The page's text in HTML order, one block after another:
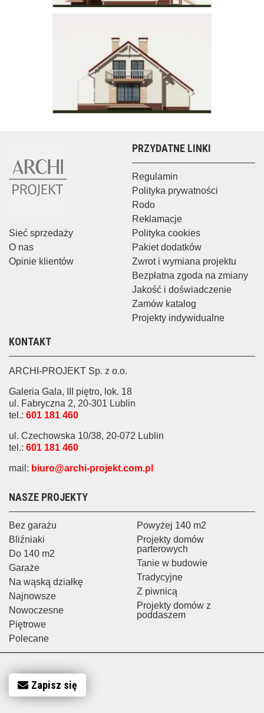
Sieć sprzedaży
O nas
Opinie klientów
PRZYDATNE LINKI
Regulamin
Polityka prywatności
Rodo
Reklamacje
Polityka cookies
Pakiet dodatków
Zwrot i wymiana projektu
Bezpłatna zgoda na zmiany
Jakość i doświadczenie
Zamów katalog
Projekty indywidualne
NASZE PROJEKTY
Bez garażu
Bliźniaki
Do 140 m2
Garaże
Na wąską działkę
Najnowsze
Nowoczesne
Piętrowe
Polecane
Powyżej 140 m2
Projekty domów
parterowych
Tanie w budowie
Tradycyjne
Z piwnicą
Projekty domów z
poddaszem
KONTAKT
ARCHI-PROJEKT Sp. z o.o.
Galeria Gala, III piętro, lok. 18
ul. Fabryczna 2, 20-301 Lublin
tel.: 601 181 460
ul. Czechowska 10/38, 20-072 Lublin
tel.: 601 181 460
mail: biuro@archi-projekt.com.pl
Zapisz się